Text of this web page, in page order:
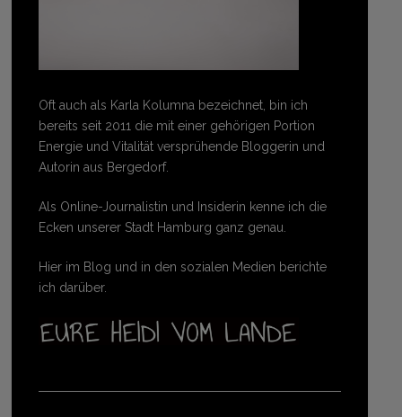
Oft auch als Karla Kolumna bezeichnet, bin ich
bereits seit 2011 die mit einer gehörigen Portion
Energie und Vitalität versprühende Bloggerin und
Autorin aus Bergedorf.
Als Online-Journalistin und Insiderin kenne ich die
Ecken unserer Stadt Hamburg ganz genau.
Hier im Blog und in den sozialen Medien berichte
ich darüber.